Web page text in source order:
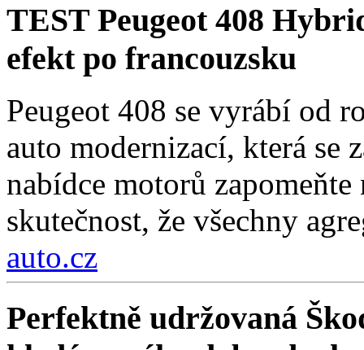
TEST Peugeot 408
efekt po francouzsku
Peugeot 408 se vyrábí od
auto modernizací, která se
nabídce motorů
skutečnost, že všechny
auto.cz
Perfektně udržovaná